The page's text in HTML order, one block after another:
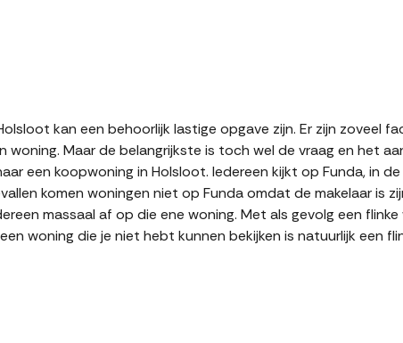
kan een behoorlijk lastige opgave zijn. Er zijn zoveel
woning. Maar de belangrijkste is toch wel de vraag en het
een koopwoning in Holsloot. Iedereen kijkt op Funda, in
komen woningen niet op Funda omdat de makelaar is
massaal af op die ene woning. Met als gevolg een
woning die je niet hebt kunnen bekijken is natuurlijk een